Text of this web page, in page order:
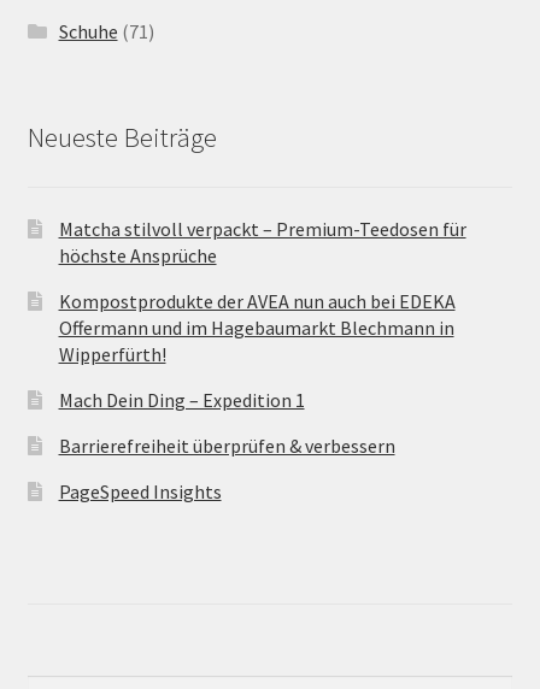
Schuhe (71)
Neueste Beiträge
Matcha stilvoll verpackt – Premium-Teedosen für
höchste Ansprüche
Kompostprodukte der AVEA nun auch bei EDEKA
Offermann und im Hagebaumarkt Blechmann in
Wipperfürth!
Mach Dein Ding – Expedition 1
Barrierefreiheit überprüfen & verbessern
PageSpeed Insights